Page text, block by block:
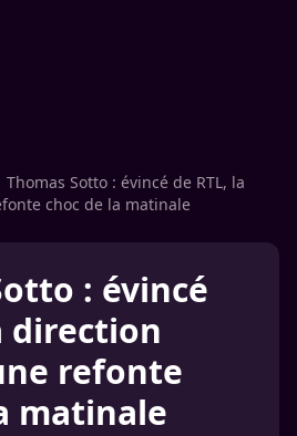
Thomas Sotto : évincé de RTL, la
choc de la matinale
: évincé
direction
refonte
matinale